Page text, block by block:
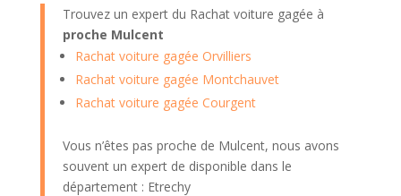
Trouvez un expert du Rachat voiture gagée à
proche Mulcent
Rachat voiture gagée Orvilliers
Rachat voiture gagée Montchauvet
Rachat voiture gagée Courgent
Vous n’êtes pas proche de Mulcent, nous avons
souvent un expert de disponible dans le
département : Etrechy